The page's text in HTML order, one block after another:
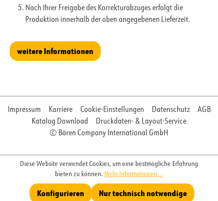
Nach Ihrer Freigabe des Korrekturabzuges erfolgt die
Produktion innerhalb der oben angegebenen Lieferzeit.
weitere Informationen
Impressum Karriere Cookie-Einstellungen Datenschutz
AGB
Katalog Download
Druckdaten- & Layout-Service
© Bären Company International GmbH
Diese Website verwendet Cookies, um eine bestmögliche Erfahrung
bieten zu können. Mehr Informationen ...
Nur technisch notwendige
Konfigurieren